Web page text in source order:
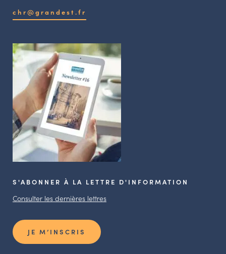
chr@grandest.fr
S'ABONNER À LA LETTRE D'INFORMATION
Consulter les dernières lettres
JE M’INSCRIS